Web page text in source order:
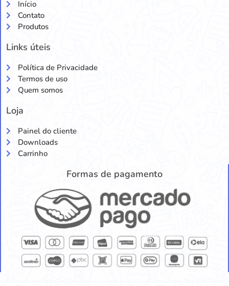
Início
Contato
Produtos
Links úteis
Política de Privacidade
Termos de uso
Quem somos
Loja
Painel do cliente
Downloads
Carrinho
Formas de pagamento